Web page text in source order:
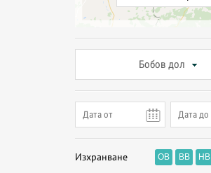
Бобов дол
Изхранване OB BB HB